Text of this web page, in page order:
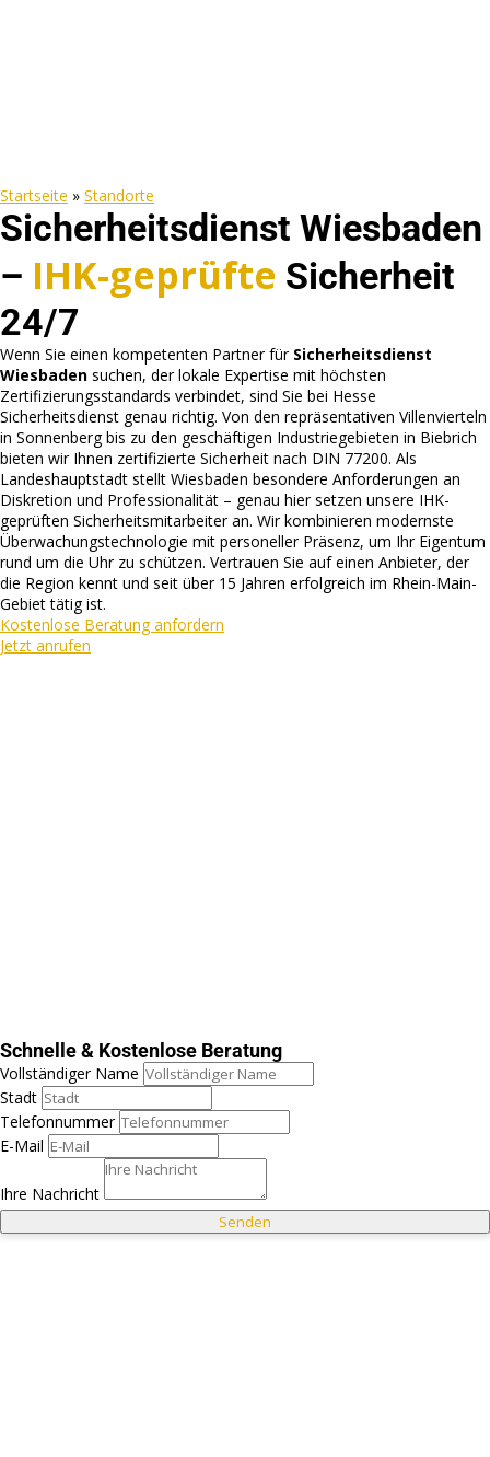
Startseite » Standorte
Sicherheitsdienst Wiesbaden
– IHK-geprüfte Sicherheit
24/7
Wenn Sie einen kompetenten Partner für Sicherheitsdienst
Wiesbaden suchen, der lokale Expertise mit höchsten
Zertifizierungsstandards verbindet, sind Sie bei Hesse
Sicherheitsdienst genau richtig. Von den repräsentativen Villenvierteln
in Sonnenberg bis zu den geschäftigen Industriegebieten in Biebrich
bieten wir Ihnen zertifizierte Sicherheit nach DIN 77200. Als
Landeshauptstadt stellt Wiesbaden besondere Anforderungen an
Diskretion und Professionalität – genau hier setzen unsere IHK-
geprüften Sicherheitsmitarbeiter an. Wir kombinieren modernste
Überwachungstechnologie mit personeller Präsenz, um Ihr Eigentum
rund um die Uhr zu schützen. Vertrauen Sie auf einen Anbieter, der
die Region kennt und seit über 15 Jahren erfolgreich im Rhein-Main-
Gebiet tätig ist.
Kostenlose Beratung anfordern
Jetzt anrufen
Schnelle & Kostenlose Beratung
Vollständiger Name
Stadt
Telefonnummer
E-Mail
Ihre Nachricht
Senden